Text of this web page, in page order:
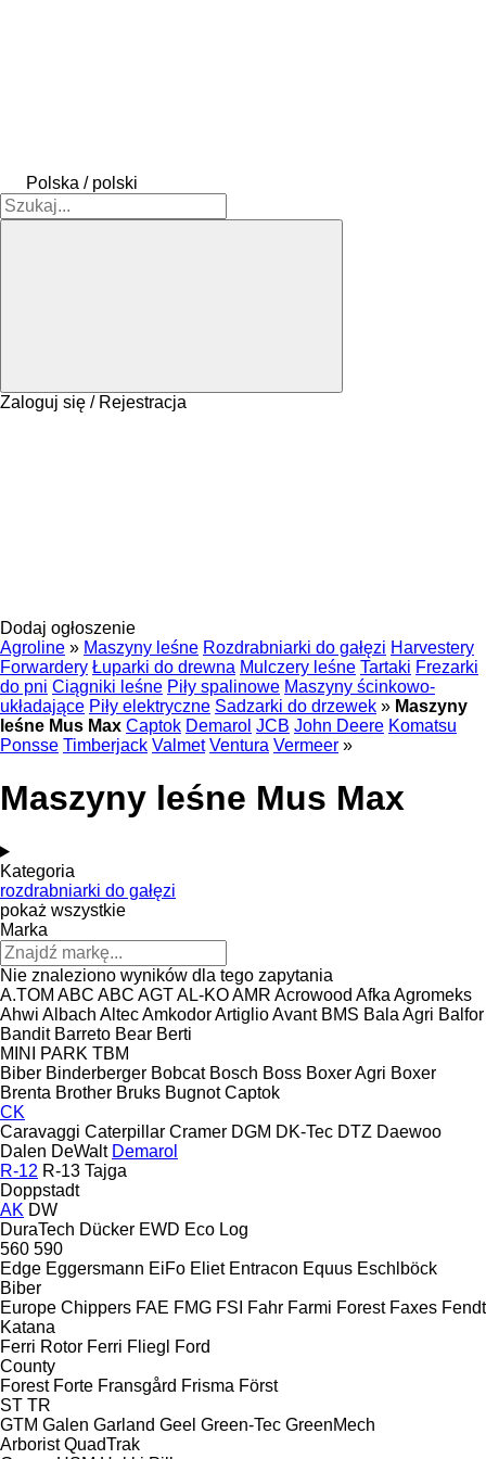
Polska / polski
Zaloguj się / Rejestracja
Dodaj ogłoszenie
Agroline » Maszyny leśne Rozdrabniarki do gałęzi Harvestery
Forwardery Łuparki do drewna Mulczery leśne Tartaki Frezarki
do pni Ciągniki leśne Piły spalinowe Maszyny ścinkowo-
układające Piły elektryczne Sadzarki do drzewek » Maszyny
leśne Mus Max Captok Demarol JCB John Deere Komatsu
Ponsse Timberjack Valmet Ventura Vermeer »
Maszyny leśne Mus Max
Kategoria
rozdrabniarki do gałęzi
pokaż wszystkie
Marka
Nie znaleziono wyników dla tego zapytania
A.TOM ABC ABC AGTAL-KOAMR Acrowood Afka Agromeks
Ahwi Albach AltecAmkodorArtiglioAvant BMS Bala Agri Balfor
Bandit Barreto Bear Berti
MINI
PARK TBM
Biber Binderberger Bobcat Bosch Boss Boxer Agri Boxer
Brenta Brother Bruks Bugnot Captok
CK
Caravaggi Caterpillar Cramer DGM DK-Tec DTZ Daewoo
Dalen DeWalt Demarol
R-12 R-13 Tajga
Doppstadt
AK DW
DuraTech Dücker EWD Eco Log
560 590
Edge Eggersmann EiFo Eliet Entracon Equus Eschlböck
Biber
Europe Chippers FAE FMG FSI Fahr Farmi Forest Faxes Fendt
Katana
Ferri Rotor Ferri Fliegl
Ford
County
Forest Forte Fransgård Frisma Först
ST TR
GTM Galen Garland Geel Green-Tec GreenMech
Arborist QuadTrak